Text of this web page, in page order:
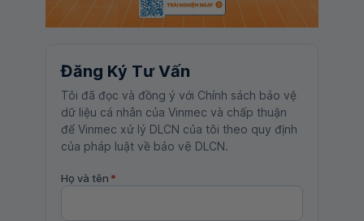
Đăng Ký Tư Vấn
Tôi đã đọc và đồng ý với Chính sách bảo vệ
dữ liệu cá nhân của Vinmec và chấp thuận
để Vinmec xử lý DLCN của tôi theo quy định
của pháp luật về bảo vệ DLCN.
Họ và tên *